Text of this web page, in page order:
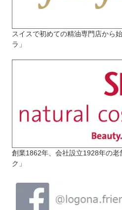
スイスで初めての精油専門店から
ラ」
創業1862年、会社設立1928年の老
ク」